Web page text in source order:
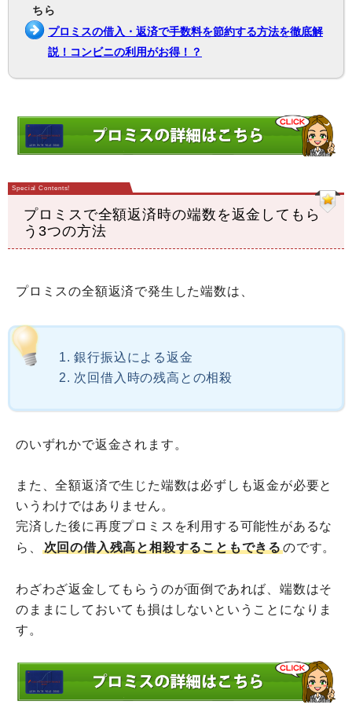
ちら
プロミスの借入・返済で手数料を節約する方法を徹底解
説！コンビニの利用がお得！？
プロミスで全額返済時の端数を返金してもら
う3つの方法
プロミスの全額返済で発生した端数は、
銀行振込による返金
次回借入時の残高との相殺
のいずれかで返金されます。
また、全額返済で生じた端数は必ずしも返金が必要と
いうわけではありません。
完済した後に再度プロミスを利用する可能性があるな
ら、
次回の借入残高と相殺することもできるのです。
わざわざ返金してもらうのが面倒であれば、端数はそ
のままにしておいても損はしないということになりま
す。